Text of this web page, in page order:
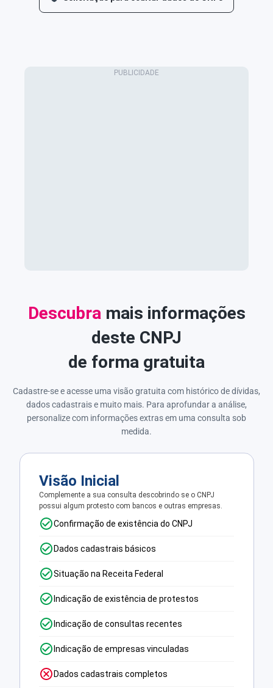
Descubra mais informações
deste CNPJ
de forma gratuita
Cadastre-se e acesse uma visão gratuita com histórico de dívidas,
dados cadastrais e muito mais. Para aprofundar a análise,
personalize com informações extras em uma consulta sob
medida.
Visão Inicial
Complemente a sua consulta descobrindo se o CNPJ
possui algum protesto com bancos e outras empresas.
Confirmação de existência do CNPJ
Dados cadastrais básicos
Situação na Receita Federal
Indicação de existência de protestos
Indicação de consultas recentes
Indicação de empresas vinculadas
Dados cadastrais completos